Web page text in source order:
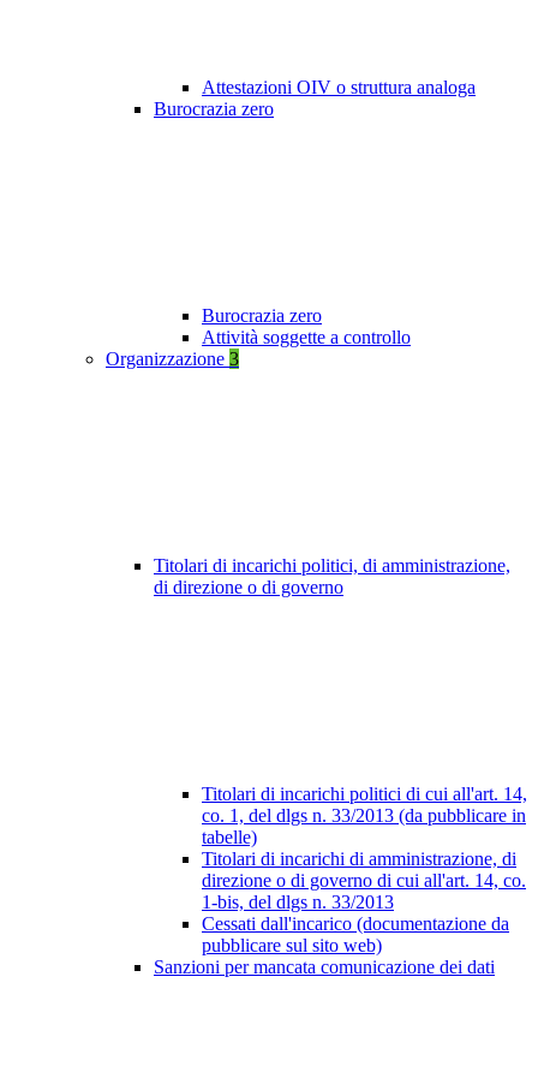
Attestazioni OIV o struttura analoga
Burocrazia zero
Burocrazia zero
Attività soggette a controllo
Organizzazione 3
Titolari di incarichi politici, di amministrazione,
di direzione o di governo
Titolari di incarichi politici di cui all'art. 14,
co. 1, del dlgs n. 33/2013 (da pubblicare in
tabelle)
Titolari di incarichi di amministrazione, di
direzione o di governo di cui all'art. 14, co.
1-bis, del dlgs n. 33/2013
Cessati dall'incarico (documentazione da
pubblicare sul sito web)
Sanzioni per mancata comunicazione dei dati